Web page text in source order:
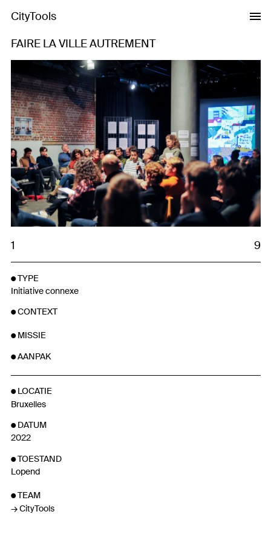
CityTools
FAIRE LA VILLE AUTREMENT
Previous Next
1 9
TYPE
Initiative connexe
CONTEXT
MISSIE
AANPAK
LOCATIE
Bruxelles
DATUM
2022
TOESTAND
Lopend
TEAM
CityTools